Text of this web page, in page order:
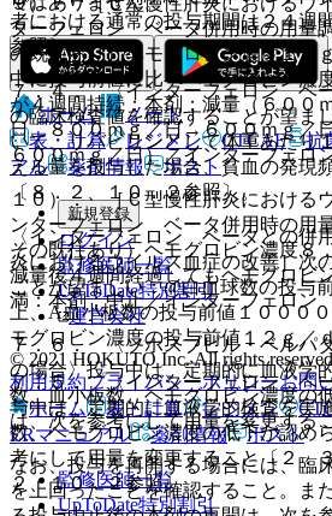
ターフェロン ベータ併用時の用量
の既往あり）ヘモグロビン濃度１０
中に投与前値に比べヘモグロビン濃
が４週間持続：本剤；減量（６００
日、８００ｍｇ／日→６００ｍｇ／
６００ｍｇ／日）／インターフェ
１０）． ［Ｃ型慢性肝炎における
ンターフェロン ベータ併用時の用
その既往あり）ヘモグロビン濃度８
減量後４週間経過してもヘモグロビ
満：本剤；中止／インターフェロン
７．６． 〈ソホスブビル・ベルパ
の場合〉投与中は、定期的に血液学
数、血小板数、ヘモグロビン濃度の
は、次を参考にして用量を変更する
なお、投与を再開する場合には、臨
を上回ったことを確認すること。ま
者における通常の投与期間は２４週
参照〕。
７．４． 〈インターフェロン ベ
の臨床検査値を確認することが望ま
いて、リバビリンとして体重あたり
える量を投与した場合、貧血の発現
〔８．２、１０．２参照〕。
〈インターフェロン ベータとの併
炎におけるウイルス血症の改善］次
ことが望ましい：@白血球数の投与
上、A血小板数の投与前値１０００
モグロビン濃度の投与前値１２ｇ／
７．５． 〈インターフェロン ベ
与中は、定期的に血液学的検査を実
数、ヘモグロビン濃度の低下が認め
考にして用量を変更すること〔２．
２、１０．２参照〕。
ホーム
ノート
表・計算
レジメン CTCAE 抗
アル
薬剤情報 ポスト
新規登録
ログイン
監修医師一覧
UpToDate特別割引
運営会社
© 2021 HOKUTO Inc. All rights
利用規約プライバシーポリシーお問
ホーム
表・計算 レジメン
ERマニュアル
薬剤情報 ポスト
監修医師一覧
UpToDate特別割引